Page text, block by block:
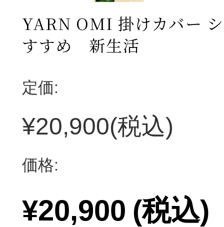
YARN OMI 掛けカバー
すすめ 新生活
定価:
¥20,900(税込)
価格:
¥20,900 (税込)